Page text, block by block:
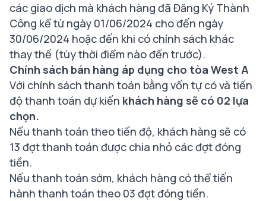
các giao dịch mà khách hàng đã Đăng Ký Thành
Công kể từ ngày 01/06/2024 cho đến ngày
30/06/2024 hoặc đến khi có chính sách khác
thay thế (tùy thời điểm nào đến trước).
Chính sách bán hàng áp dụng cho tòa West A
Với chính sách thanh toán bằng vốn tự có và tiến
độ thanh toán dự kiến khách hàng sẽ có 02 lựa
chọn.
Nếu thanh toán theo tiến độ, khách hàng sẽ có
13 đợt thanh toán được chia nhỏ các đợt đóng
tiền.
Nếu thanh toán sớm, khách hàng có thể tiến
hành thanh toán theo 03 đợt đóng tiền.